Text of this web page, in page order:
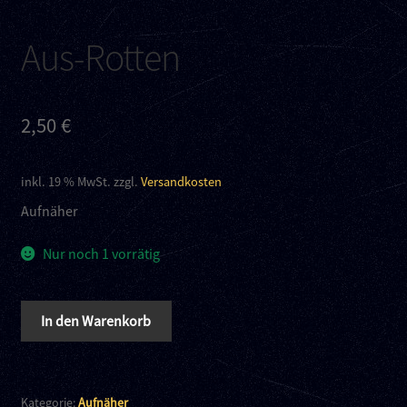
Kontakt
Links
Aus-Rotten
2,50€
inkl. 19 % MwSt. zzgl. Versandkosten
Aufnäher
Nur noch 1 vorrätig
Menge
In den Warenkorb
Kategorie:Aufnäher